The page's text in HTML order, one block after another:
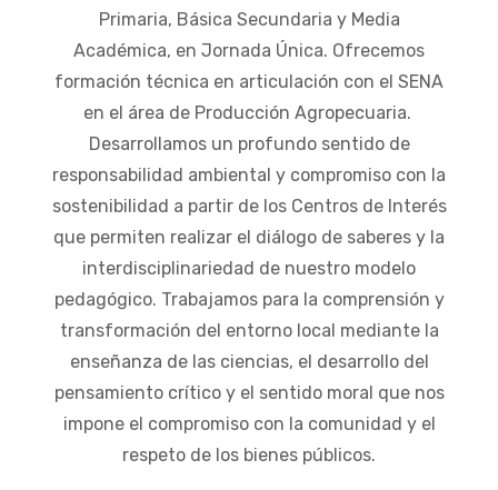
Primaria, Básica Secundaria y Media
Académica, en Jornada Única. Ofrecemos
formación técnica en articulación con el SENA
en el área de Producción Agropecuaria.
Desarrollamos un profundo sentido de
responsabilidad ambiental y compromiso con la
sostenibilidad a partir de los Centros de Interés
que permiten realizar el diálogo de saberes y la
interdisciplinariedad de nuestro modelo
pedagógico. Trabajamos para la comprensión y
transformación del entorno local mediante la
enseñanza de las ciencias, el desarrollo del
pensamiento crítico y el sentido moral que nos
impone el compromiso con la comunidad y el
respeto de los bienes públicos.